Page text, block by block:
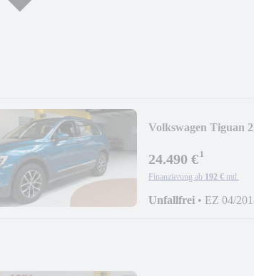
Volkswagen Tiguan
24.490 €¹
Finanzierung ab 192 € mtl.
Unfallfrei • EZ 04/